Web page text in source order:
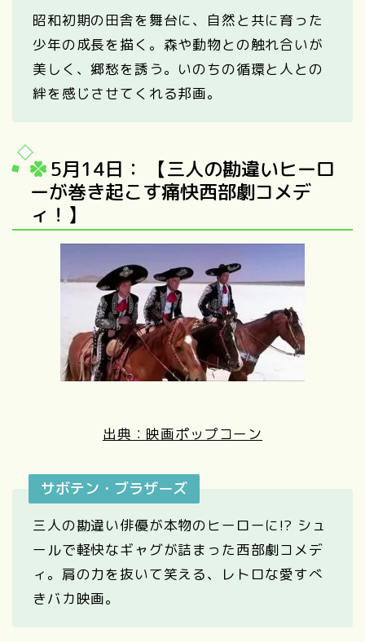
昭和初期の田舎を舞台に、自然と共に育った
少年の成長を描く。森や動物との触れ合いが
美しく、郷愁を誘う。いのちの循環と人との
絆を感じさせてくれる邦画。
5月14日： 【三人の勘違いヒーロ
ーが巻き起こす痛快西部劇コメデ
ィ！】
出典：映画ポップコーン
サボテン・ブラザーズ
三人の勘違い俳優が本物のヒーローに!? シュ
ールで軽快なギャグが詰まった西部劇コメデ
ィ。肩の力を抜いて笑える、レトロな愛すべ
きバカ映画。